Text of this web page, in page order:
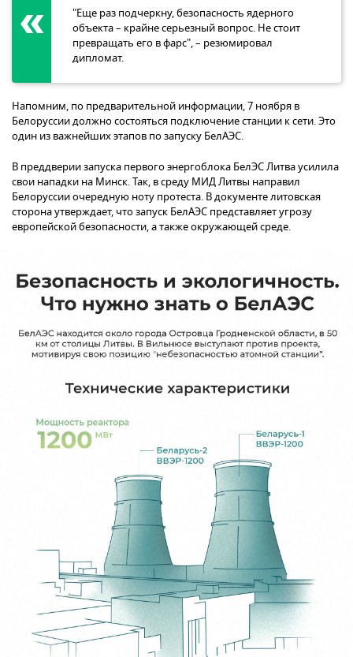
"Еще раз подчеркну, безопасность ядерного
объекта – крайне серьезный вопрос. Не стоит
превращать его в фарс", – резюмировал
дипломат.
Напомним, по предварительной информации, 7 ноября в
Белоруссии должно состояться подключение станции к сети. Это
один из важнейших этапов по запуску БелАЭС.
В преддверии запуска первого энергоблока БелЭС Литва усилила
свои нападки на Минск. Так, в среду МИД Литвы направил
Белоруссии очередную ноту протеста. В документе литовская
сторона утверждает, что запуск БелАЭС представляет угрозу
европейской безопасности, а также окружающей среде.